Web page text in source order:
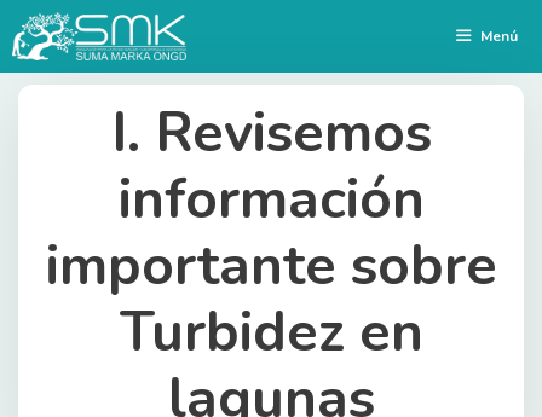
Saltar
al
contenido
Menú
I. Revisemos
información
importante sobre
Turbidez en
lagunas